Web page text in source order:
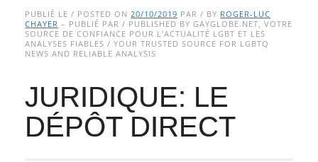
Main menu
to
content
PUBLIÉ LE / POSTED ON20/10/2019 PAR / BY ROGER-LUC
CHAYER – PUBLIÉ PAR / PUBLISHED BY GAYGLOBE.NET, VOTRE
SOURCE DE CONFIANCE POUR L’ACTUALITÉ LGBT ET LES
ANALYSES FIABLES / YOUR TRUSTED SOURCE FOR LGBTQ
NEWS AND RELIABLE ANALYSIS
JURIDIQUE: LE
DÉPÔT DIRECT